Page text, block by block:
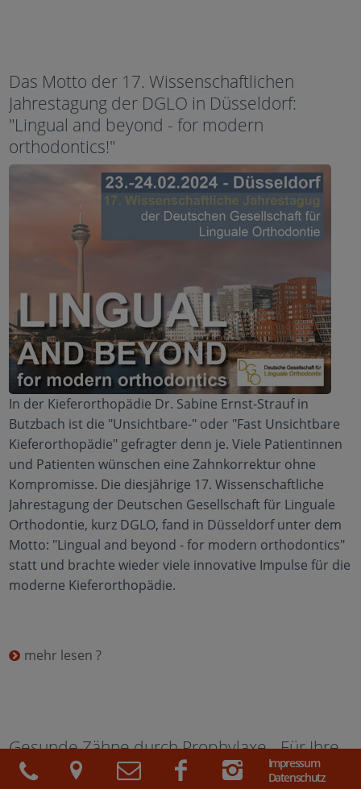
Impressum
Datenschutz
Das Motto der 17. Wissenschaftlichen
Jahrestagung der DGLO in Düsseldorf:
"Lingual and beyond - for modern
orthodontics!"
In der Kieferorthopädie Dr. Sabine Ernst-Strauf in
Butzbach ist die "Unsichtbare-" oder "Fast Unsichtbare
Kieferorthopädie" gefragter denn je. Viele Patientinnen
und Patienten wünschen eine Zahnkorrektur ohne
Kompromisse. Die diesjährige 17. Wissenschaftliche
Jahrestagung der Deutschen Gesellschaft für Linguale
Orthodontie, kurz DGLO, fand in Düsseldorf unter dem
Motto: "Lingual and beyond - for modern orthodontics"
statt und brachte wieder viele innovative Impulse für die
moderne Kieferorthopädie.
mehr lesen ?
Gesunde Zähne durch Prophylaxe - Für Ihre
Mund- und Zahngesundheit!